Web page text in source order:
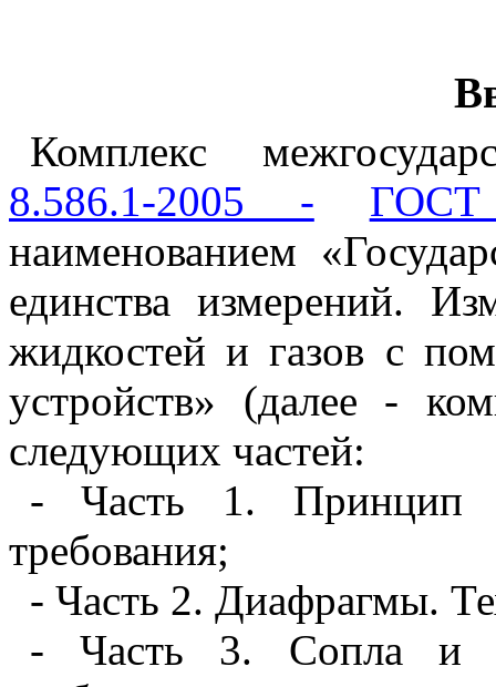
В
Комплекс
8.586.1-2005 -
ГОСТ
наименованием
единства измерений.
жидкостей и газов с
устройств» (далее -
следующих частей:
- Часть 1. Принцип
требования;
- Часть 2. Диафрагмы.
- Часть 3. Сопла и